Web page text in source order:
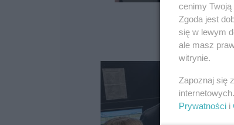
cenimy
Zgoda jest
się w lewym
ale masz
witrynie.
Zapoznaj się
Prywatności i